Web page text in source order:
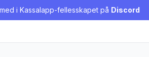
i Kassalapp-fellesskapet på Discord